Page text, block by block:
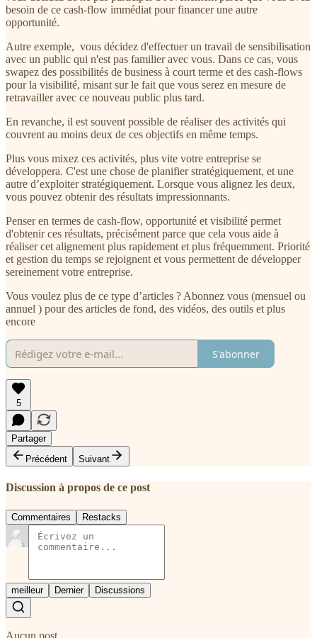
besoin de ce cash-flow immédiat pour financer une autre
opportunité.
Autre exemple, vous décidez d'effectuer un travail de sensibilisation
avec un public qui n'est pas familier avec vous. Dans ce cas, vous
swapez des possibilités de business à court terme et des cash-flows
pour la visibilité, misant sur le fait que vous serez en mesure de
retravailler avec ce nouveau public plus tard.
En revanche, il est souvent possible de réaliser des activités qui
couvrent au moins deux de ces objectifs en même temps.
Plus vous mixez ces activités, plus vite votre entreprise se
développera. C'est une chose de planifier stratégiquement, et une
autre d’exploiter stratégiquement. Lorsque vous alignez les deux,
vous pouvez obtenir des résultats impressionnants.
Penser en termes de cash-flow, opportunité et visibilité permet
d'obtenir ces résultats, précisément parce que cela vous aide à
réaliser cet alignement plus rapidement et plus fréquemment. Priorité
et gestion du temps se rejoignent et vous permettent de développer
sereinement votre entreprise.
Vous voulez plus de ce type d’articles ? Abonnez vous (mensuel ou
annuel ) pour des articles de fond, des vidéos, des outils et plus
encore
S'abonner
5
Partager
Précédent
Suivant
Discussion à propos de ce post
Commentaires Restacks
meilleur Dernier Discussions
Aucun post